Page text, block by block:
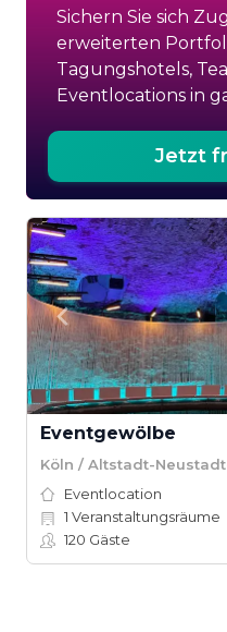
Sichern Sie sich
erweiterten
Tagungshotels,
Eventlocations in
Jetzt
Eventgewölbe
Köln / Altstadt-
Eventlocation
1 Veranstaltungsräume
120 Gäste